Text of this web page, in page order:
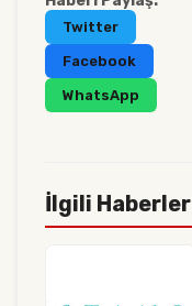
Twitter
Facebook
WhatsApp
İlgili Haberler